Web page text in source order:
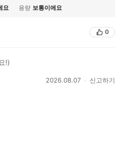
요 용량 보통이에요
0
!)
2026.08.07 신고하기